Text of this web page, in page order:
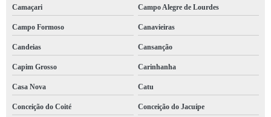
e social para sst Mucuri
empresa de e social s 2240 Cabula
Camaçari Campo Alegre de Lourdes
Campo Formoso Canavieiras
Candeias Cansanção
Capim Grosso Carinhanha
Casa Nova Catu
Conceição do Coité Conceição do Jacuípe